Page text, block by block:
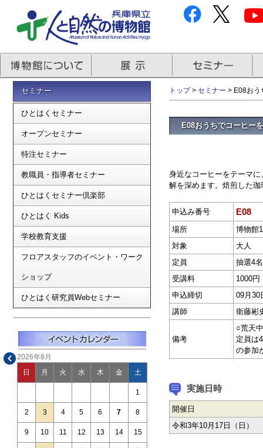
セミナー
ひとはくセミナー
オープンセミナー
特注セミナー
教職員・指導者セミナー
ひとはくセミナー倶楽部
ひとはく Kids
学校教育支援
フロアスタッフのイベント・ワーク
ショップ
ひとはく研究員Webセミナー
2026年8月
日 月 火 水 木 金 土
1
2 3 4 5 6 7 8
9 10 11 12 13 14 15
トップ> セミナー > E08おう
E08おうちでコーヒー
身近なコーヒーをテーマ
解を深めます。焙煎した
申込み番号 E08
場所
博物館
対象
大人
定員
抽選4名
受講料
1000円
申込締切
09月30
講師
衛藤彬
備考
○荒天
定員は
の参加
実施日時
開催日
令和3年10月17日（日）